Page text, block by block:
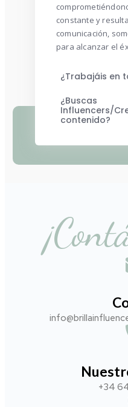
constante y
comunicación,
para alcanzar el
¿Trabajáis en
¿Buscas
Influencers/
contenido?
+34